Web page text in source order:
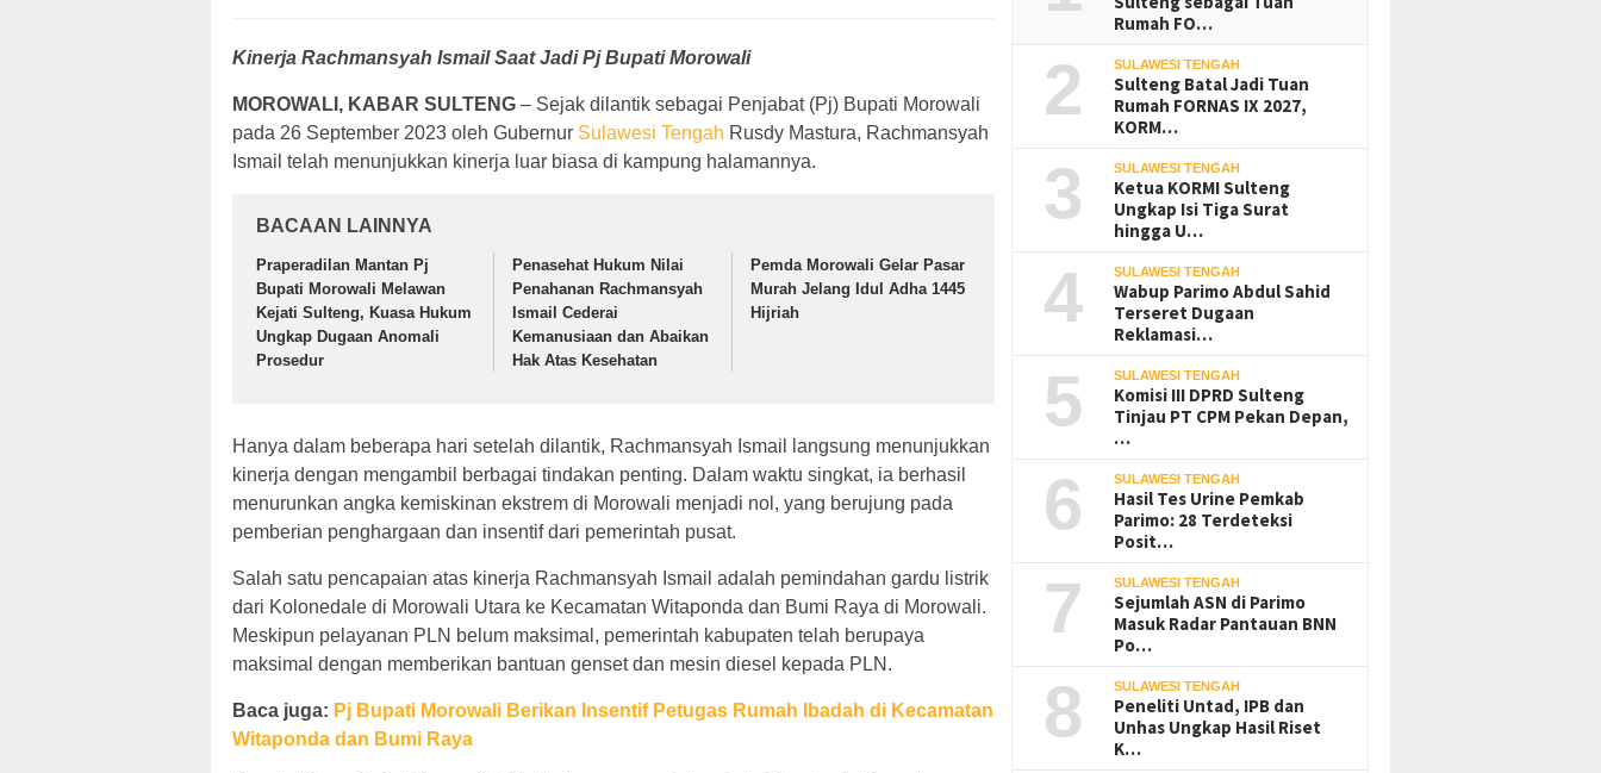
Kinerja Rachmansyah Ismail Saat Jadi Pj Bupati Morowali
MOROWALI, KABAR SULTENG – Sejak dilantik sebagai Penjabat (Pj) Bupati Morowali
pada 26 September 2023 oleh Gubernur Sulawesi Tengah Rusdy Mastura, Rachmansyah
Ismail telah menunjukkan kinerja luar biasa di kampung halamannya.
BACAAN LAINNYA
Praperadilan Mantan Pj
Bupati Morowali Melawan
Kejati Sulteng, Kuasa Hukum
Ungkap Dugaan Anomali
Prosedur
Penasehat Hukum Nilai
Penahanan Rachmansyah
Ismail Cederai
Kemanusiaan dan Abaikan
Hak Atas Kesehatan
Pemda Morowali Gelar Pasar
Murah Jelang Idul Adha 1445
Hijriah
Hanya dalam beberapa hari setelah dilantik, Rachmansyah Ismail langsung menunjukkan
kinerja dengan mengambil berbagai tindakan penting. Dalam waktu singkat, ia berhasil
menurunkan angka kemiskinan ekstrem di Morowali menjadi nol, yang berujung pada
pemberian penghargaan dan insentif dari pemerintah pusat.
Salah satu pencapaian atas kinerja Rachmansyah Ismail adalah pemindahan gardu listrik
dari Kolonedale di Morowali Utara ke Kecamatan Witaponda dan Bumi Raya di Morowali.
Meskipun pelayanan PLN belum maksimal, pemerintah kabupaten telah berupaya
maksimal dengan memberikan bantuan genset dan mesin diesel kepada PLN.
Baca juga: Pj Bupati Morowali Berikan Insentif Petugas Rumah Ibadah di Kecamatan
Witaponda dan Bumi Raya
Rumah FO…
2 SULAWESI TENGAH
Sulteng Batal Jadi Tuan
Rumah FORNAS IX 2027,
KORM…
3 SULAWESI TENGAH
Ketua KORMI Sulteng
Ungkap Isi Tiga Surat
hingga U…
4 SULAWESI TENGAH
Wabup Parimo Abdul Sahid
Terseret Dugaan
Reklamasi…
5 SULAWESI TENGAH
Komisi III DPRD Sulteng
Tinjau PT CPM Pekan Depan,
…
6 SULAWESI TENGAH
Hasil Tes Urine Pemkab
Parimo: 28 Terdeteksi
Posit…
7 SULAWESI TENGAH
Sejumlah ASN di Parimo
Masuk Radar Pantauan BNN
Po…
8 SULAWESI TENGAH
Peneliti Untad, IPB dan
Unhas Ungkap Hasil Riset
K…